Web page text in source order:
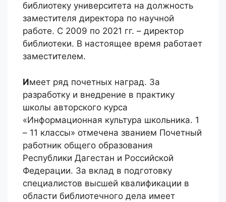
библиотеку университета на должность
заместителя директора по научной
работе. С 2009 по 2021 гг. – директор
библиотеки. В настоящее время работает
заместителем.
Имеет ряд почетных наград. За
разработку и внедрение в практику
школы авторского курса
«Информационная культура школьника. 1
– 11 классы» отмечена званием Почетный
работник общего образования
Республики Дагестан и Российской
Федерации. За вклад в подготовку
специалистов высшей квалификации в
области библиотечного дела имеет